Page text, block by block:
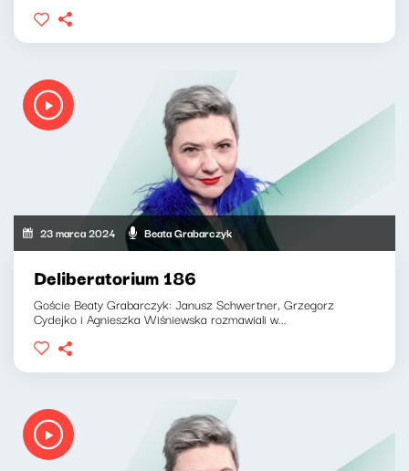
23 marca 2024 Beata Grabarczyk
Deliberatorium 186
Goście Beaty Grabarczyk: Janusz Schwertner, Grzegorz
Cydejko i Agnieszka Wiśniewska rozmawiali w...